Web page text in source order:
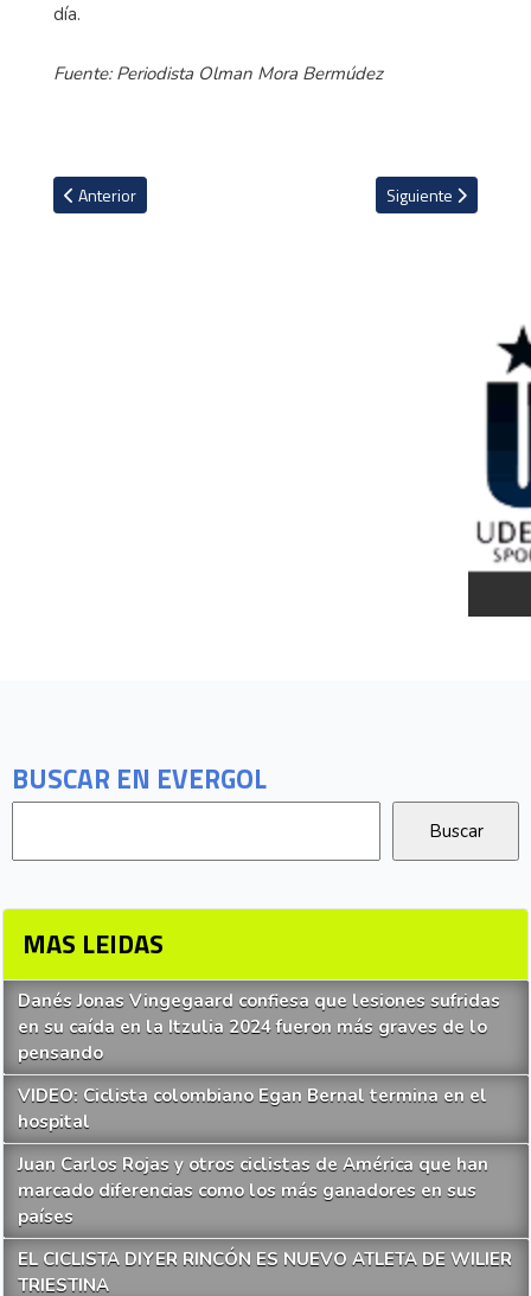
BUSCAR EN EVERGOL
MAS LEIDAS
Danés Jonas Vingegaard confiesa que lesiones sufridas
en su caída en la Itzulia 2024 fueron más graves de lo
pensando
VIDEO: Ciclista colombiano Egan Bernal termina en el
hospital
Juan Carlos Rojas y otros ciclistas de América que han
marcado diferencias como los más ganadores en sus
países
EL CICLISTA DIYER RINCÓN ES NUEVO ATLETA DE WILIER
TRIESTINA
día.
Fuente: Periodista Olman Mora Bermúdez
Artículo anterior: Open de Downhill en Costa Rica contará con la
Anterior Artículo siguiente:
Siguiente